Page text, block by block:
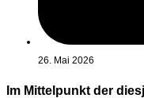
26. Mai 2026
Im Mittelpunkt der